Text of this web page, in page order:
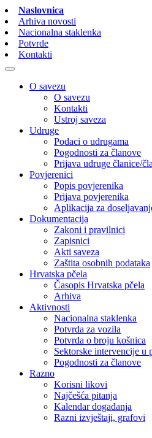
Naslovnica
Arhiva novosti
Nacionalna staklenka
Potvrde
Kontakti
O savezu
O savezu
Kontakti
Ustroj saveza
Udruge
Podaci o udrugama
Pogodnosti za članove
Prijava udruge članice/
Povjerenici
Popis povjerenika
Prijava povjerenika
Aplikacija za
Dokumentacija
Zakoni i pravilnici
Zapisnici
Akti saveza
Zaštita osobnih podataka
Hrvatska pčela
Časopis Hrvatska pčela
Arhiva
Aktivnosti
Nacionalna staklenka
Potvrda za vozila
Potvrda o broju košnica
Sektorske intervencije u
Pogodnosti za članove
Razno
Korisni likovi
Najčešća pitanja
Kalendar događanja
Razni izvještaji, grafovi